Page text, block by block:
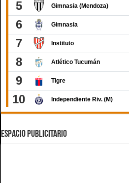
ESPACIO PUBLICITARIO